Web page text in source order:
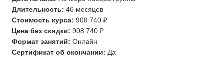
Длительность: 46 месяцев
Стоимость курса: 908 740 ₽
Цена без скидки: 908 740 ₽
Формат занятий: Онлайн
Сертификат об окончании: Да